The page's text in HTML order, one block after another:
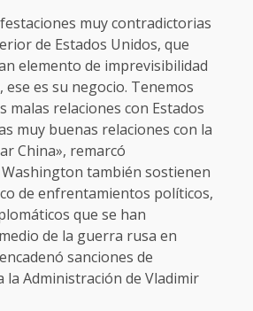
muy contradictorias
de Estados Unidos, que
elemento de imprevisibilidad
ese es su negocio. Tenemos
malas relaciones con Estados
muy buenas relaciones con la
China», remarcó
Washington también sostienen
de enfrentamientos políticos,
que se han
de la guerra rusa en
sanciones de
la Administración de Vladimir